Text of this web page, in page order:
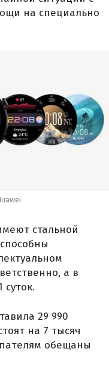
на специально
стальной
а в
29 990
на 7 тысяч
обещаны